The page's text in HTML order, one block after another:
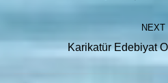
NEXT
Karikatür Edebiyat